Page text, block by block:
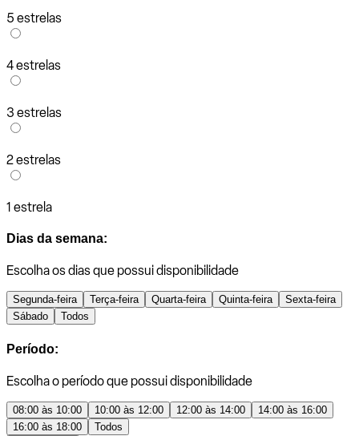
5 estrelas
4 estrelas
3 estrelas
2 estrelas
1 estrela
Dias da semana:
Escolha os dias que possui disponibilidade
Segunda-feira Terça-feira Quarta-feira Quinta-feira
Sexta-feira
Sábado
Todos
Período:
Escolha o período que possui disponibilidade
08:00 às 10:00 10:00 às 12:00 12:00 às 14:00
14:00 às 16:00
16:00 às 18:00
Todos